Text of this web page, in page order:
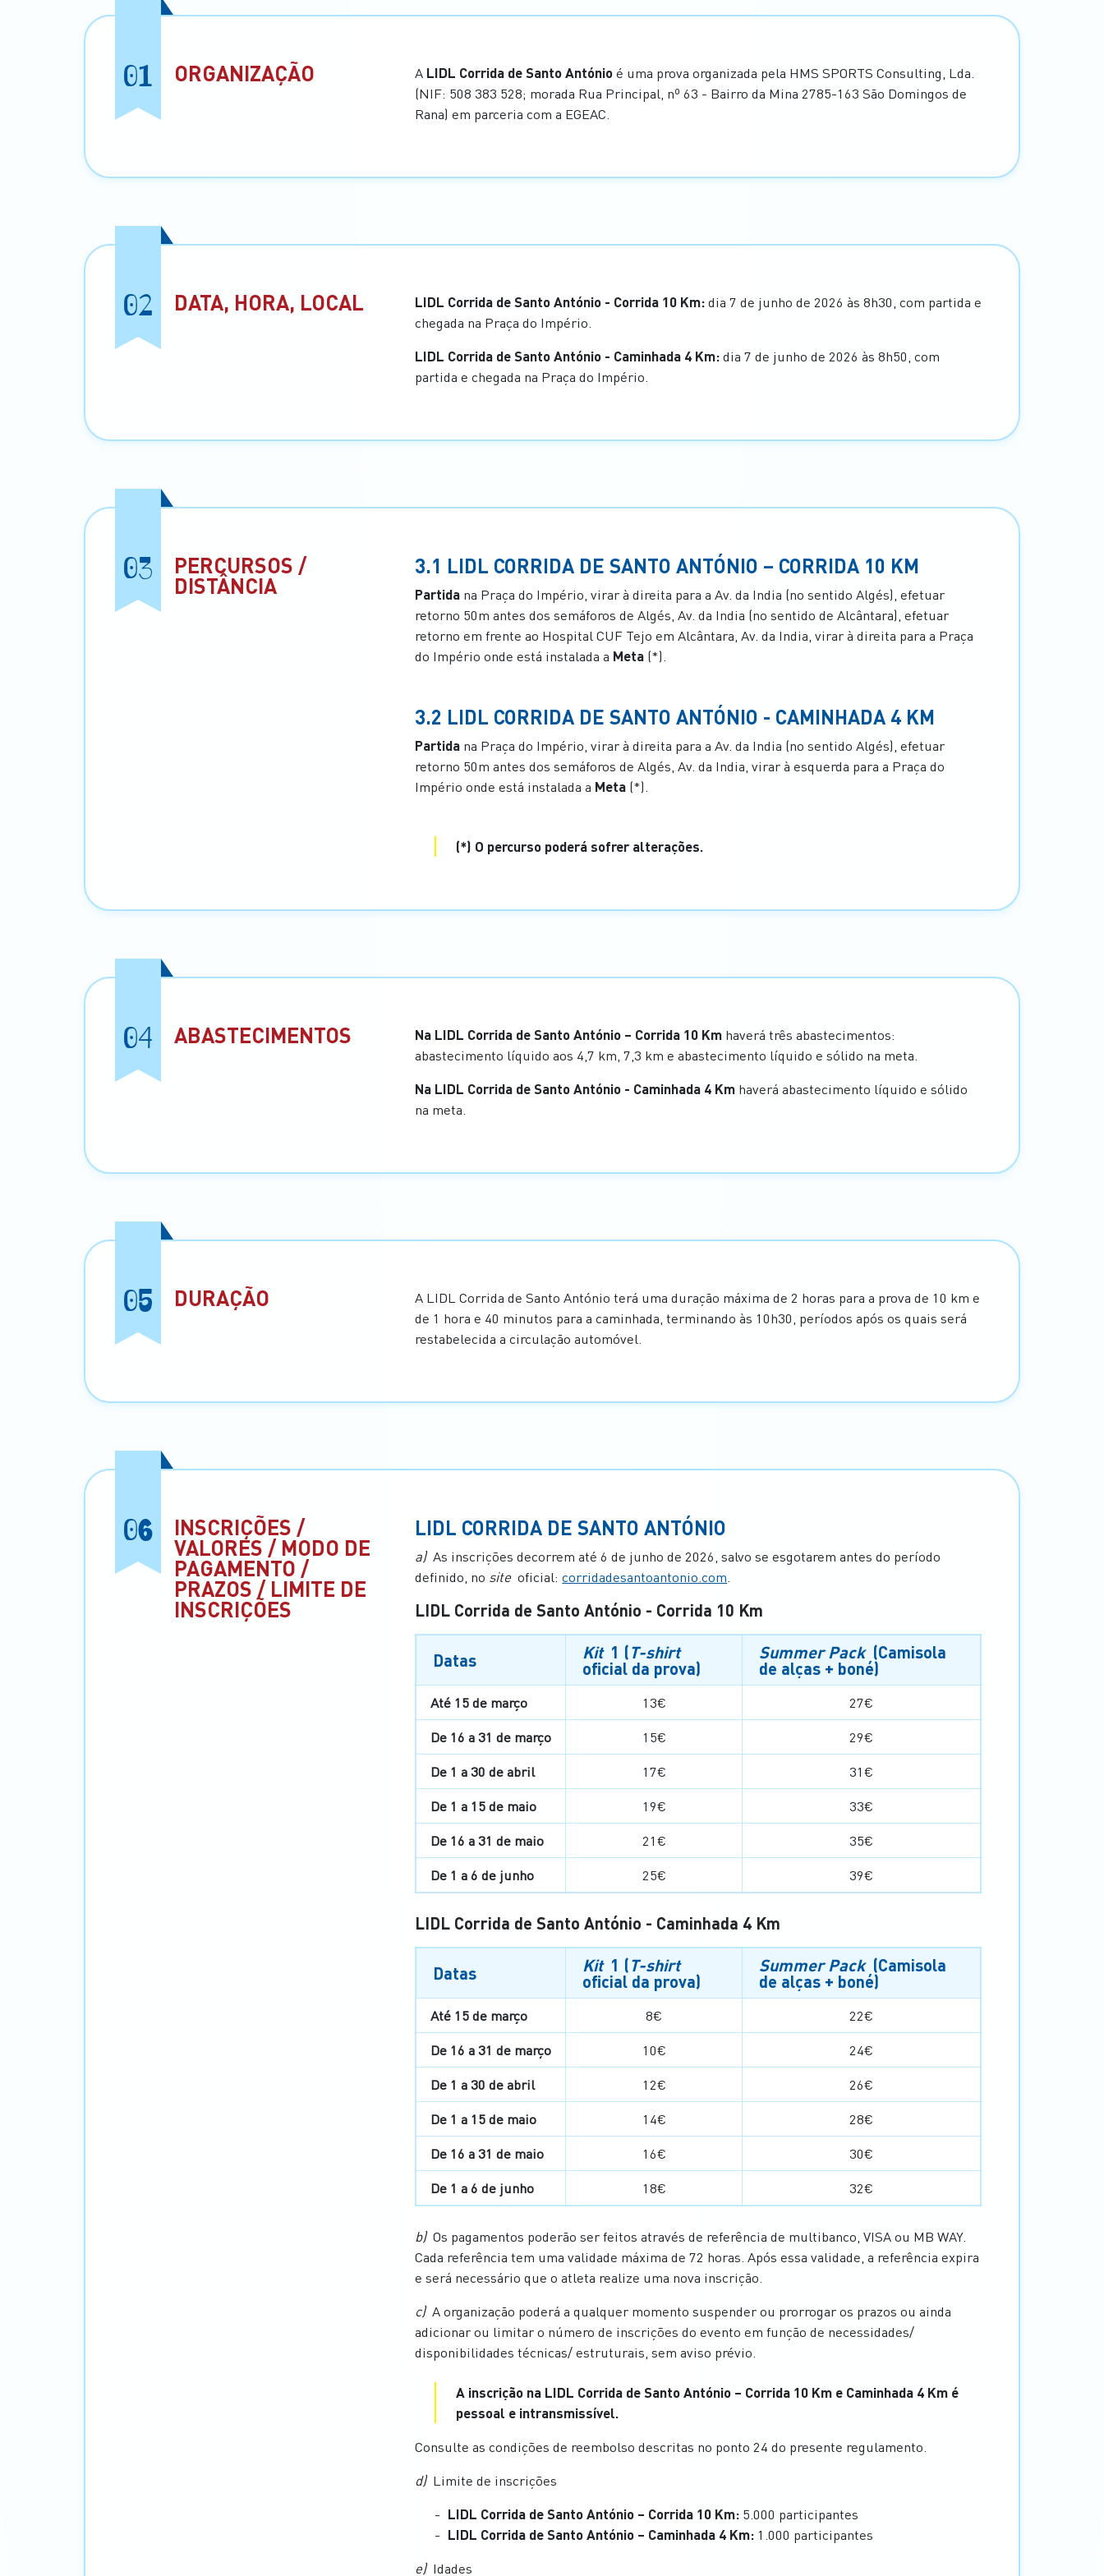
01 ORGANIZAÇÃO A LIDL Corrida de Santo Antónioé uma prova organizada pela HMS SPORTS Consulting, Lda.
(NIF: 508 383 528; morada Rua Principal, nº 63 - Bairro da Mina 2785-163 São Domingos de
Rana) em parceria com a EGEAC.
02 DATA, HORA, LOCAL LIDL Corrida de Santo António - Corrida 10 Km:dia 7 de junho de 2026 às 8h30, com partida e
chegada na Praça do Império.
LIDL Corrida de Santo António - Caminhada 4 Km:dia 7 de junho de 2026 às 8h50, com
partida e chegada na Praça do Império.
03 PERCURSOS /
DISTÂNCIA
3.1 LIDL CORRIDA DE SANTO ANTÓNIO – CORRIDA 10 KM
Partida na Praça do Império, virar à direita para a Av. da India (no sentido Algés), efetuar
retorno 50m antes dos semáforos de Algés, Av. da India (no sentido de Alcântara), efetuar
retorno em frente ao Hospital CUF Tejo em Alcântara, Av. da India, virar à direita para a Praça
do Império onde está instalada a Meta (*).
3.2 LIDL CORRIDA DE SANTO ANTÓNIO - CAMINHADA 4 KM
Partida na Praça do Império, virar à direita para a Av. da India (no sentido Algés), efetuar
retorno 50m antes dos semáforos de Algés, Av. da India, virar à esquerda para a Praça do
Império onde está instalada a Meta (*).
(*) O percurso poderá sofrer alterações.
04 ABASTECIMENTOS Na LIDL Corrida de Santo António – Corrida 10 Km haverá três abastecimentos:
abastecimento líquido aos 4,7 km, 7,3 km e abastecimento líquido e sólido na meta.
Na LIDL Corrida de Santo António - Caminhada 4 Km haverá abastecimento líquido e sólido
na meta.
05 DURAÇÃO
A LIDL Corrida de Santo António terá uma duração máxima de 2 horas para a prova de 10 km e
de 1 hora e 40 minutos para a caminhada, terminando às 10h30, períodos após os quais será
restabelecida a circulação automóvel.
06 INSCRIÇÕES /
VALORES / MODO DE
PAGAMENTO /
PRAZOS / LIMITE DE
INSCRIÇÕES
LIDL CORRIDA DE SANTO ANTÓNIO
a) As inscrições decorrem até 6 de junho de 2026, salvo se esgotarem antes do período
definido, no site oficial:corridadesantoantonio.com
LIDL Corrida de Santo António - Corrida 10 Km
Datas Kit 1 (T-shirt
oficial da prova)
Summer Pack (Camisola
de alças + boné)
Até 15 de março 13€
27€
De 16 a 31 de março
15€
29€
De 1 a 30 de abril
17€
31€
De 1 a 15 de maio
19€
33€
De 16 a 31 de maio
21€
35€
De 1 a 6 de junho
25€ 39€
LIDL Corrida de Santo António - Caminhada 4 Km
Datas Kit 1 (T-shirt
oficial da prova)
Summer Pack (Camisola
de alças + boné)
Até 15 de março 8€
22€
De 16 a 31 de março
10€
24€
De 1 a 30 de abril
12€
26€
De 1 a 15 de maio
14€
28€
De 16 a 31 de maio
16€
30€
De 1 a 6 de junho
18€ 32€
b) Os pagamentos poderão ser feitos através de referência de multibanco, VISA ou MB WAY.
Cada referência tem uma validade máxima de 72 horas. Após essa validade, a referência expira
e será necessário que o atleta realize uma nova inscrição.
c) A organização poderá a qualquer momento suspender ou prorrogar os prazos ou ainda
adicionar ou limitar o número de inscrições do evento em função de necessidades/
disponibilidades técnicas/ estruturais, sem aviso prévio.
A inscrição na LIDL Corrida de Santo António – Corrida 10 Km e Caminhada 4 Km é
pessoal e intransmissível.
Consulte as condições de reembolso descritas no ponto 24 do presente regulamento.
d) Limite de inscrições
LIDL Corrida de Santo António – Corrida 10 Km: 5.000 participantes
LIDL Corrida de Santo António – Caminhada 4 Km: 1.000 participantes
e) Idades